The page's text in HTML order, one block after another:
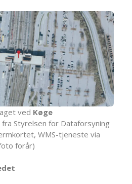
ved Køge
Styrelsen for Dataforsyning
WMS-tjeneste via
forår)